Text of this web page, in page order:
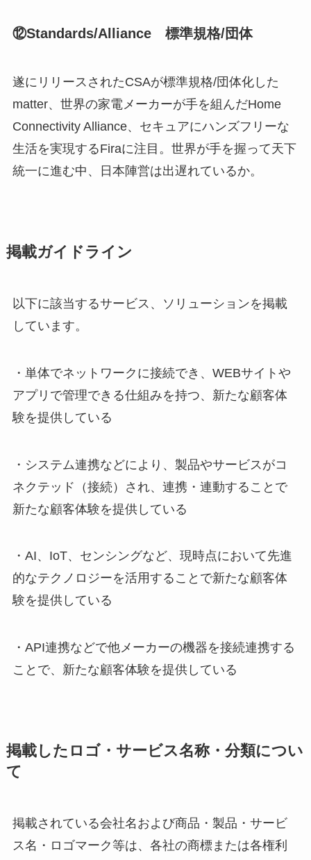
⑫Standards/Alliance 標準規格/団体
遂にリリースされたCSAが標準規格/団体化した
matter、世界の家電メーカーが手を組んだHome
Connectivity Alliance、セキュアにハンズフリーな
生活を実現するFiraに注目。世界が手を握って天下
統一に進む中、日本陣営は出遅れているか。
掲載ガイドライン
以下に該当するサービス、ソリューションを掲載
しています。
・単体でネットワークに接続でき、WEBサイトや
アプリで管理できる仕組みを持つ、新たな顧客体
験を提供している
・システム連携などにより、製品やサービスがコ
ネクテッド（接続）され、連携・連動することで
新たな顧客体験を提供している
・AI、IoT、センシングなど、現時点において先進
的なテクノロジーを活用することで新たな顧客体
験を提供している
・API連携などで他メーカーの機器を接続連携する
ことで、新たな顧客体験を提供している
掲載したロゴ・サービス名称・分類につい
て
掲載されている会社名および商品・製品・サービ
ス名・ロゴマーク等は、各社の商標または各権利